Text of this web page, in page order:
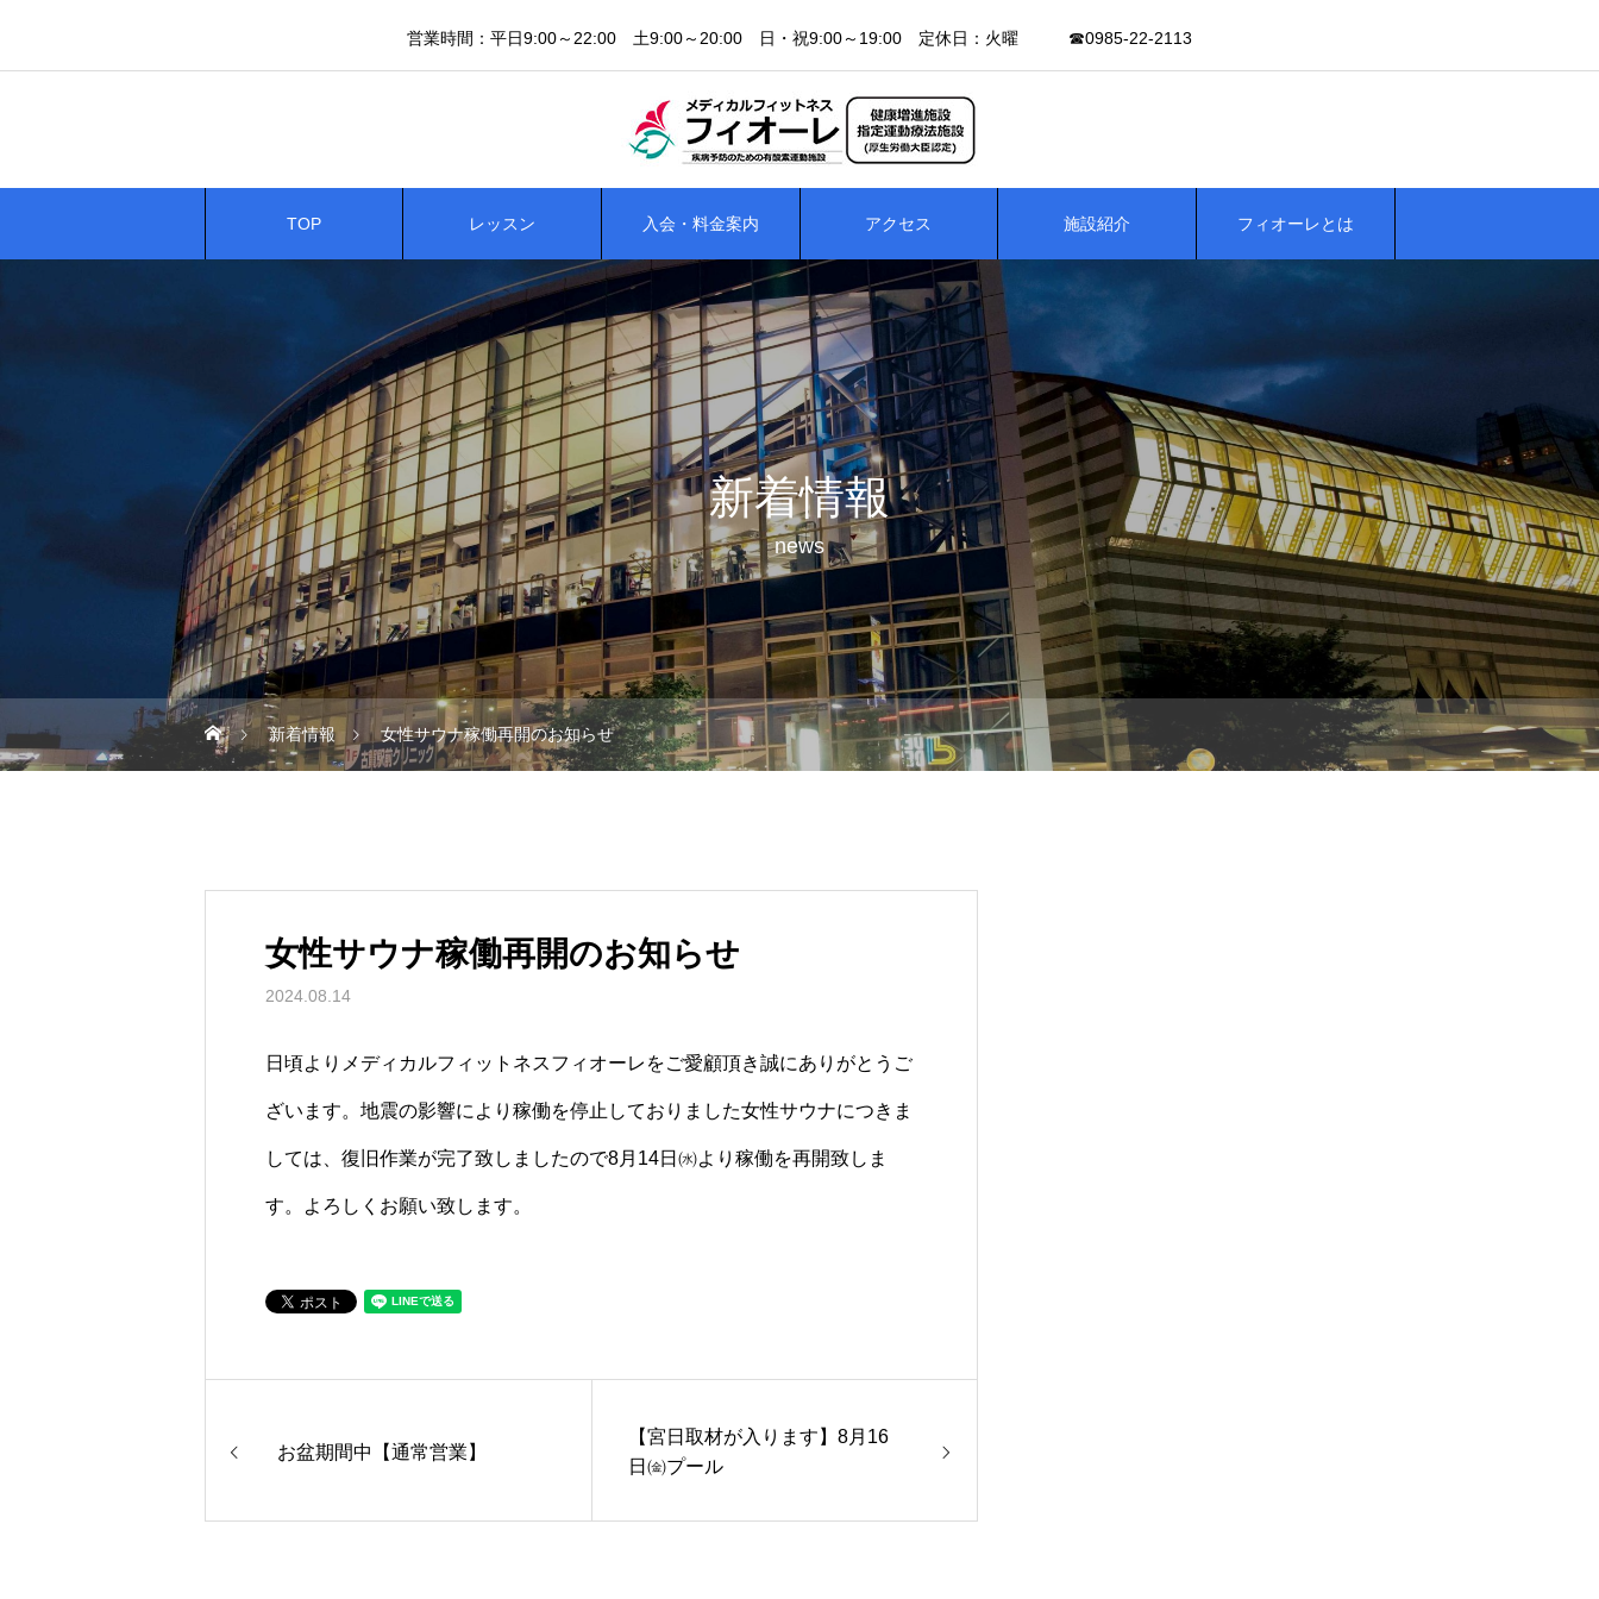
営業時間：平日9:00～22:00 土9:00～20:00 日・祝9:00～19:00 定休日：火曜 ☎0985-22-2113
TOP レッスン 入会・料金案内 アクセス 施設紹介 フィオーレとは
新着情報
news
新着情報 女性サウナ稼働再開のお知らせ
女性サウナ稼働再開のお知らせ
2024.08.14
日頃よりメディカルフィットネスフィオーレをご愛顧頂き誠にありがとうご
ざいます。地震の影響により稼働を停止しておりました女性サウナにつきま
しては、復旧作業が完了致しましたので8月14日㈬より稼働を再開致しま
す。よろしくお願い致します。
お盆期間中【通常営業】
【宮日取材が入ります】8月16
日㈮プール